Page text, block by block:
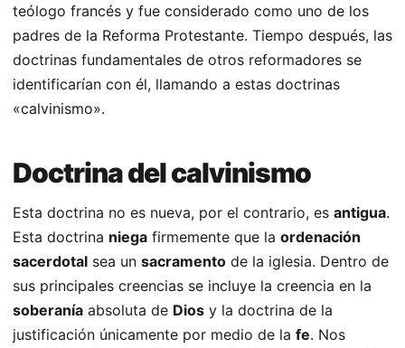
teólogo francés y fue considerado como uno de los
padres de la Reforma Protestante. Tiempo después, las
doctrinas fundamentales de otros reformadores se
identificarían con él, llamando a estas doctrinas
«calvinismo».
Doctrina del calvinismo
Esta doctrina no es nueva, por el contrario, es antigua.
Esta doctrina niega firmemente que la ordenación
sacerdotal sea un sacramento de la iglesia. Dentro de
sus principales creencias se incluye la creencia en la
soberanía absoluta de Dios y la doctrina de la
justificación únicamente por medio de la fe. Nos